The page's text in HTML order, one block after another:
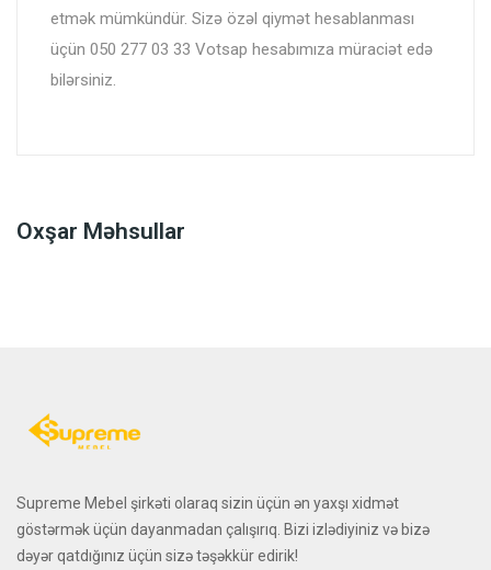
etmək mümkündür. Sizə özəl qiymət hesablanması
üçün 050 277 03 33 Votsap hesabımıza müraciət edə
bilərsiniz.
Oxşar Məhsullar
Supreme Mebel şirkəti olaraq sizin üçün ən yaxşı xidmət
göstərmək üçün dayanmadan çalışırıq. Bizi izlədiyiniz və bizə
dəyər qatdığınız üçün sizə təşəkkür edirik!